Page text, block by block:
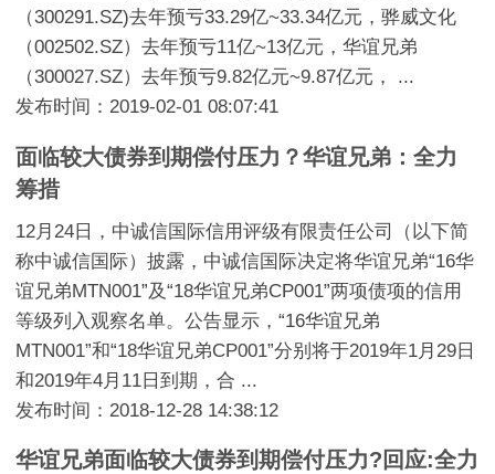
（300291.SZ)去年预亏33.29亿~33.34亿元，骅威文化
（002502.SZ）去年预亏11亿~13亿元，华谊兄弟
（300027.SZ）去年预亏9.82亿元~9.87亿元， ...
发布时间：2019-02-01 08:07:41
面临较大债券到期偿付压力？华谊兄弟：全力
筹措
12月24日，中诚信国际信用评级有限责任公司（以下简
称中诚信国际）披露，中诚信国际决定将华谊兄弟“16华
谊兄弟MTN001”及“18华谊兄弟CP001”两项债项的信用
等级列入观察名单。公告显示，“16华谊兄弟
MTN001”和“18华谊兄弟CP001”分别将于2019年1月29日
和2019年4月11日到期，合 ...
发布时间：2018-12-28 14:38:12
华谊兄弟面临较大债券到期偿付压力?回应:全力